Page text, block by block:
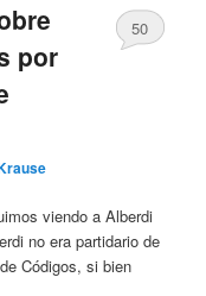
por
50
viendo a Alberdi
no era partidario de
Códigos, si bien